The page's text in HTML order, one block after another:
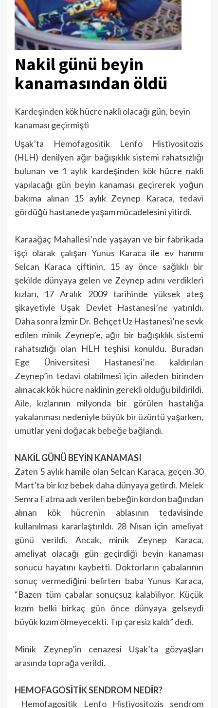
Nakil günü beyin
kanamasından öldü
Kardeşinden kök hücre nakli olacağı gün, beyin
kanaması geçirmişti
Uşak’ta Hemofagositik Lenfo Histiyositozis
(HLH) denilyen ağır bağışıklık sistemi rahatsızlığı
bulunan ve 1 aylık kardeşinden kök hücre nakli
yapılacağı gün beyin kanaması geçirerek yoğun
bakıma alınan 15 aylık Zeynep Karaca, tedavi
gördüğü hastanede yaşam mücadelesini yitirdi.
Karaağaç Mahallesi’nde yaşayan ve bir fabrikada
işçi olarak çalışan Yunus Karaca ile ev hanımı
Selcan Karaca çiftinin, 15 ay önce sağlıklı bir
şekilde dünyaya gelen ve Zeynep adını verdikleri
kızları, 17 Aralık 2009 tarihinde yüksek ateş
şikayetiyle Uşak Devlet Hastanesi’ne yatırıldı.
Daha sonra İzmir Dr. Behçet Uz Hastanesi’ne sevk
edilen minik Zeynep’e, ağır bir bağışıklık sistemi
rahatsızlığı olan HLH teşhisi konuldu. Buradan
Ege Üniversitesi Hastanesi’ne kaldırılan
Zeynep’in tedavi olabilmesi için aileden birinden
alınacak kök hücre naklinin gerekli olduğu bildirildi.
Aile, kızlarının milyonda bir görülen hastalığa
yakalanması nedeniyle büyük bir üzüntü yaşarken,
umutlar yeni doğacak bebeğe bağlandı.
NAKİL GÜNÜ BEYİN KANAMASI
Zaten 5 aylık hamile olan Selcan Karaca, geçen 30
Mart’ta bir kız bebek daha dünyaya getirdi. Melek
Semra Fatma adı verilen bebeğin kordon bağından
alınan kök hücrenin ablasının tedavisinde
kullanılması kararlaştırıldı. 28 Nisan için ameliyat
günü verildi. Ancak, minik Zeynep Karaca,
ameliyat olacağı gün geçirdiği beyin kanaması
sonucu hayatını kaybetti. Doktorların çabalarının
sonuç vermediğini belirten baba Yunus Karaca,
“Bazen tüm çabalar sonuçsuz kalabiliyor. Küçük
kızım belki birkaç gün önce dünyaya gelseydi
büyük kızım ölmeyecekti. Tıp çaresiz kaldı” dedi.
Minik Zeynep’in cenazesi Uşak’ta gözyaşları
arasında toprağa verildi.
HEMOFAGOSİTİK SENDROM NEDİR?
Hemofagositik Lenfo Histiyositozis sendrom